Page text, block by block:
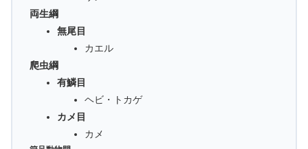
両生綱
無尾目
カエル
爬虫綱
有鱗目
ヘビ・トカゲ
カメ目
カメ